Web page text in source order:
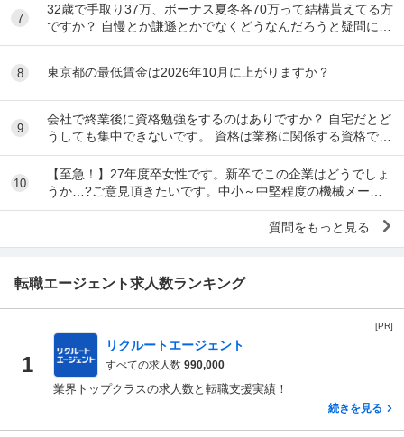
7
32歳で手取り37万、ボーナス夏冬各70万って結構貰えてる方
ですか？ 自慢とか謙遜とかでなくどうなんだろうと疑問に思
っただけです。 富裕層と比べず一般...
8 東京都の最低賃金は2026年10月に上がりますか？
9
会社で終業後に資格勉強をするのはありですか？ 自宅だとど
うしても集中できないです。 資格は業務に関係する資格で
す。 うちの会社はタイムカードとキントーンを...
10
【至急！】27年度卒女性です。新卒でこの企業はどうでしょ
うか…?ご意見頂きたいです。中小～中堅程度の機械メーカ
ーです。 職種は営業事務職です。 社内環境等...
質問をもっと見る
転職エージェント求人数ランキング
[PR]
1
リクルートエージェント
すべての求人数 990,000
業界トップクラスの求人数と転職支援実績！
続きを見る